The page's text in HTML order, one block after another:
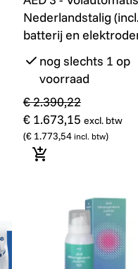
Nederlandstalig (incl.
batterij en
nog slechts 1 op
voorraad
€ 2.390,22
€ 1.673,15 excl. btw
(€ 1.773,54 incl. btw)
In winkelmandje